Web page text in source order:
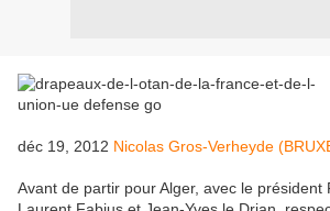
déc 19, 2012 Nicolas Gros-Verheyde
Avant de partir pour Alger, avec le président